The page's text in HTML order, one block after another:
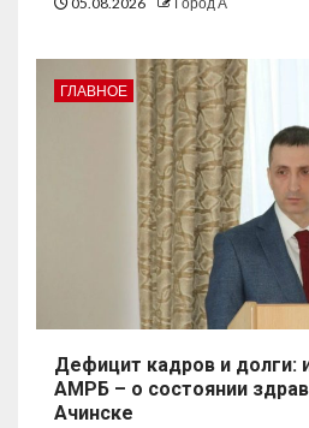
ГЛАВНОЕ
Дефицит кадров и долги:
АМРБ – о состоянии
Ачинске